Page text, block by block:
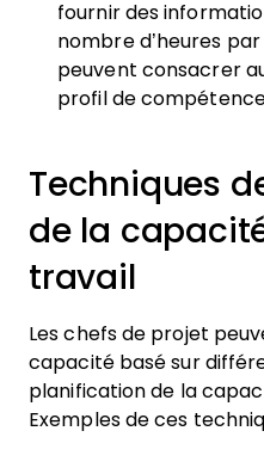
fournir des
nombre d’heures
peuvent consacrer
profil de
Techniques
de la
travail
Les chefs de projet
capacité basé sur
planification de la
Exemples de ces